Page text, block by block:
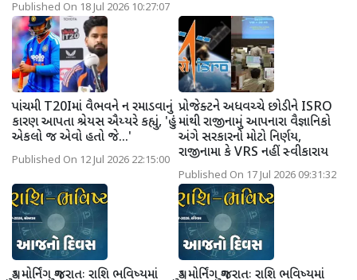
Published On 18 Jul 2026 10:27:07
પાંચમી T20Iમાં વૈભવને ન રમાડવાનું
કારણ આપતા શ્રેયસ ઐય્યરે કહ્યું, 'હું
એકલો જ એવો હતો જે...'
Published On 12 Jul 2026 22:15:00
પ્રોજેક્ટને અધવચ્ચે છોડીને ISRO
માંથી રાજીનામું આપનારા વૈજ્ઞાનિકો
અંગે સરકારનો મોટો નિર્ણય,
રાજીનામા કે VRS નહીં સ્વીકારાય
Published On 17 Jul 2026 09:31:32
ગુડ મોર્નિંગ ગુજરાતઃ રાશિ ભવિષ્યમાં ગુડ મોર્નિંગ ગુજરાતઃ રાશિ ભવિષ્યમાં